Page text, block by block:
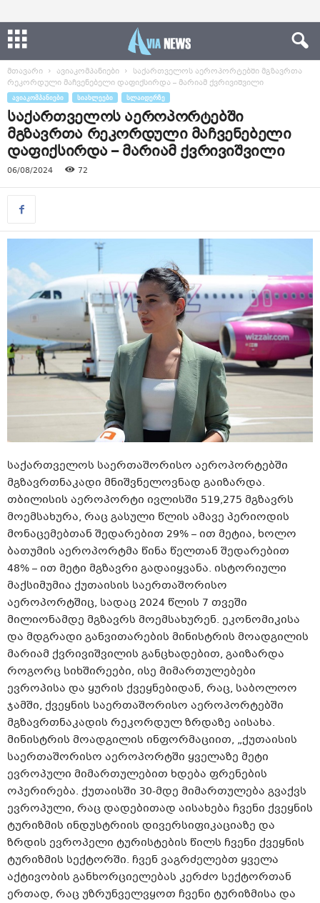
მთავარი ავიაკომპანიები
საქართველოს აეროპორტებში მგზავრთა
რეკორდული მაჩვენებელი დაფიქსირდა – მარიამ ქვრივიშვილი
ᲐᲕᲘᲐᲙᲝᲛᲞᲐᲜᲘᲔᲑᲘ ᲡᲘᲐᲮᲚᲔᲔᲑᲘ ᲡᲚᲐᲘᲓᲔᲠᲖᲔ
საქართველოს აეროპორტებში
მგზავრთა რეკორდული მაჩვენებელი
დაფიქსირდა – მარიამ ქვრივიშვილი
06/08/2024 72
საქართველოს საერთაშორისო აეროპორტებში
მგზავრთნაკადი მნიშვნელოვნად გაიზარდა.
თბილისის აეროპორტი ივლისში 519,275 მგზავრს
მოემსახურა, რაც გასული წლის ამავე პერიოდის
მონაცემებთან შედარებით 29% – ით მეტია, ხოლო
ბათუმის აეროპორტმა წინა წელთან შედარებით
48% – ით მეტი მგზავრი გადაიყვანა. ისტორიული
მაქსიმუმია ქუთაისის საერთაშორისო
აეროპორტშიც, სადაც 2024 წლის 7 თვეში
მილიონამდე მგზავრს მოემსახურენ. ეკონომიკისა
და მდგრადი განვითარების მინისტრის მოადგილის
მარიამ ქვრივიშვილის განცხადებით, გაიზარდა
როგორც სიხშირეები, ისე მიმართულებები
ევროპისა და ყურის ქვეყნებიდან, რაც, საბოლოო
ჯამში, ქვეყნის საერთაშორისო აეროპორტებში
მგზავრთნაკადის რეკორდულ ზრდაზე აისახა.
მინისტრის მოადგილის ინფორმაციით, „ქუთაისის
საერთაშორისო აეროპორტში ყველაზე მეტი
ევროპული მიმართულებით ხდება ფრენების
ოპერირება. ქუთაისში 30-მდე მიმართულება გვაქვს
ევროპული, რაც დადებითად აისახება ჩვენი ქვეყნის
ტურიზმის ინდუსტრიის დივერსიფიკაციაზე და
ზრდის ევროპელი ტურისტების წილს ჩვენი ქვეყნის
ტურიზმის სექტორში. ჩვენ ვაგრძელებთ ყველა
აქტივობის განხორციელებას კერძო სექტორთან
ერთად, რაც უზრუნველვყოთ ჩვენი ტურიზმისა და